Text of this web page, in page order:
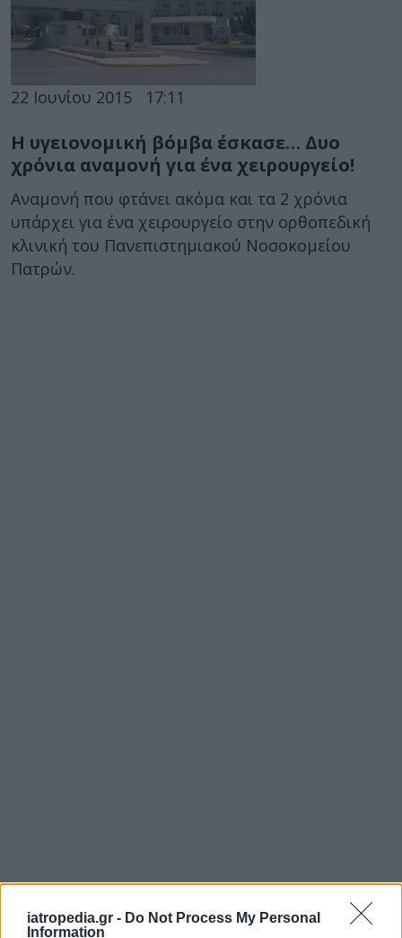
iatropedia.gr - Do Not Process My Personal
Information
22 Ιουνίου 2015 17:11
Η υγειονομική βόμβα έσκασε… Δυο
χρόνια αναμονή για ένα χειρουργείο!
Αναμονή που φτάνει ακόμα και τα 2 χρόνια
υπάρχει για ένα χειρουργείο στην ορθοπεδική
κλινική του Πανεπιστημιακού Νοσοκομείου
Πατρών.